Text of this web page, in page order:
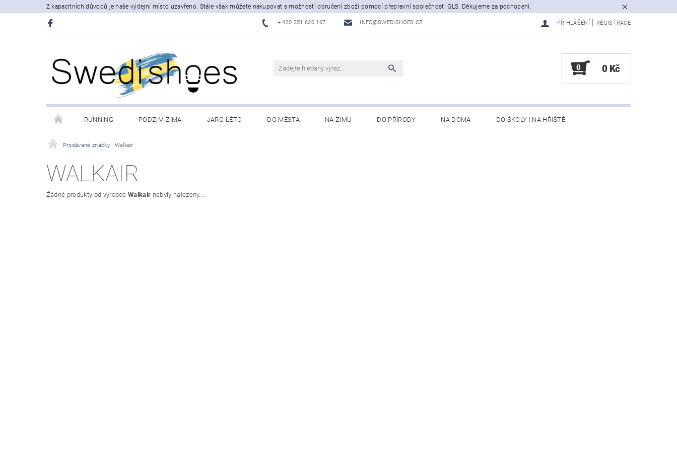
Z kapacitních důvodů je naše výdejní místo uzavřeno. Stále však můžete nakupovat s možností doručení zboží pomocí přepravní společnosti GLS. Děkujeme za pochopení.
+ 420 251 620 167 INFO@SWEDISHOES.CZ PŘIHLÁŠENÍ REGISTRACE
0 0 Kč
RUNNING PODZIM-ZIMA JARO-LÉTO DO MĚSTA NA ZIMU DO PŘÍRODY NA DOMA DO ŠKOLY I NA HŘIŠTĚ
VÝPRODEJ OBCHODNÍ PODMÍNKY
MOJE OBJEDNÁVKA
Prodávané značky Walkair
WALKAIR
Žádné produkty od výrobceWalkair nebyly nalezeny....